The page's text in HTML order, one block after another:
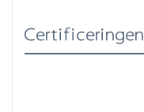
Certificeringen